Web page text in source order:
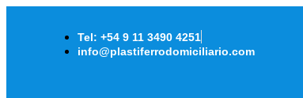
Tel: +54 9 11 3490 4251
info@plastiferrodomiciliario.com